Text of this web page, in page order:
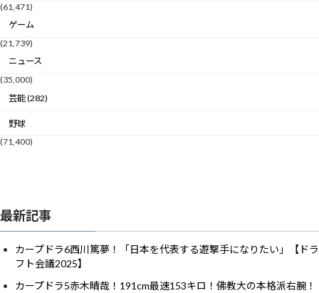
(61,471)
ゲーム
(21,739)
ニュース
(35,000)
芸能 (282)
野球
(71,400)
最新記事
カープドラ6西川篤夢！「日本を代表する遊撃手になりたい」【ドラ
フト会議2025】
カープドラ5赤木晴哉！191cm最速153キロ！佛教大の本格派右腕！